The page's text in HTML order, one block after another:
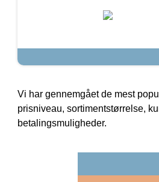
Vi har gennemgået de mest
prisniveau, sortimentstørrelse,
betalingsmuligheder.